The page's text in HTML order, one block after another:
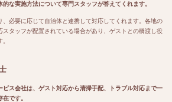
な実施方法について専門スタッフが答えてくれます。
、必要に応じて自治体と連携して対応してくれます。各地の
スタッフが配置されている場合があり、ゲストとの橋渡し役
ビス会社は、ゲスト対応から清掃手配、トラブル対応まで一
です。